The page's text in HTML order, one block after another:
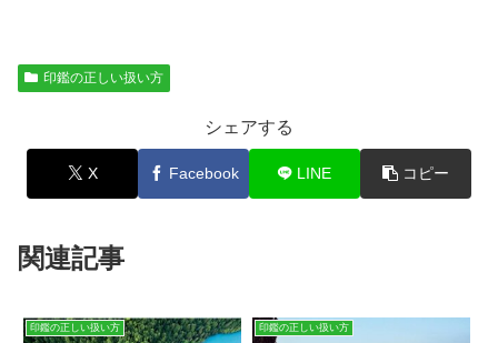
印鑑の正しい扱い方
シェアする
X Facebook LINE コピー
関連記事
印鑑の正しい扱い方 印鑑の正しい扱い方